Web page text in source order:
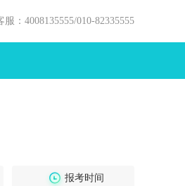
服：4008135555/010-82335555
报考时间